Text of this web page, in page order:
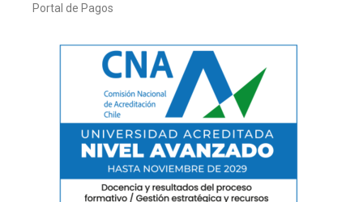
Portal de Pagos